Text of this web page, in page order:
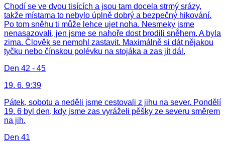
Chodí se ve dvou tisících a jsou tam docela strmý srázy,
takže místama to nebylo úplně dobrý a bezpečný hikování.
Po tom sněhu ti může lehce ujet noha. Nesmeky jsme
nenasazovali, jen jsme se nahoře dost brodili sněhem. A byla
zima. Člověk se nemohl zastavit. Maximálně si dát nějakou
tyčku nebo čínskou polévku na stojáka a zas jít dál.
Den 42 - 45
19. 6. 9:39
Pátek, sobotu a neděli jsme cestovali z jihu na sever. Pondělí
19. 6 byl den, kdy jsme zas vyráželi pěšky ze severu směrem
na jih.
Den 41